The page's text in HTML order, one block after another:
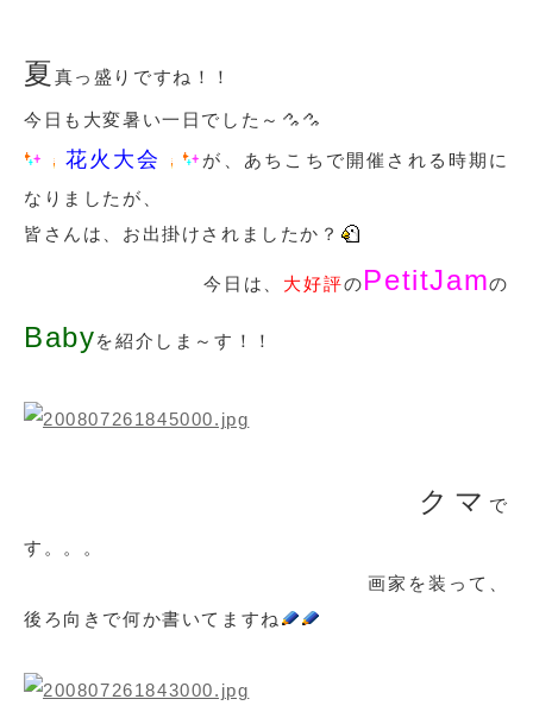
夏 真っ盛りですね！！
今日も大変暑い一日でした～
花火大会
が、あちこちで開催される時期に
なりましたが、
皆さんは、お出掛けされましたか？
今日は、 大好評のPetitJamの
Babyを紹介しま～す！！
クマ で
す。。。
画家を装って、
後ろ向きで何か書いてますね